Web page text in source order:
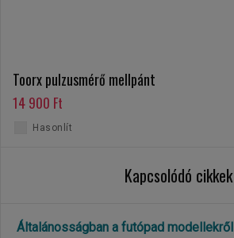
Toorx pulzusmérő mellpánt
14 900 Ft
Hasonlít
Kapcsolódó cikkek
Általánosságban a futópad modellekről